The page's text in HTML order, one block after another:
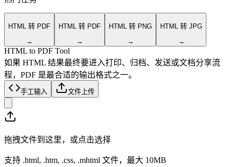
HTML 转 PDF
→
HTML 转 PDF
→
HTML 转 PNG
→
HTML 转 JPG
→
HTML to PDF Tool
如果 HTML 结果最终要进入打印、归档、发送或文档分享流
程，PDF 是最合适的输出格式之一。
手工输入 文件上传
拖拽文件到这里，或点击选择
支持 .html, .htm, .css, .mhtml 文件，最大 10MB